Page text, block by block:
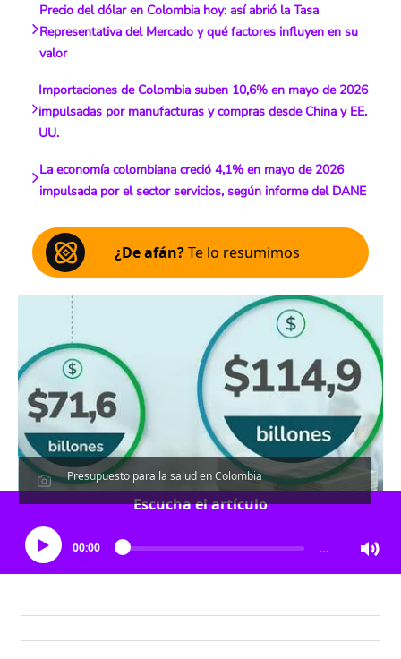
Precio del dólar en Colombia hoy: así abrió la Tasa
Representativa del Mercado y qué factores influyen en su
valor
Importaciones de Colombia suben 10,6% en mayo de 2026
impulsadas por manufacturas y compras desde China y EE.
UU.
La economía colombiana creció 4,1% en mayo de 2026
impulsada por el sector servicios, según informe del DANE
¿De afán?Te lo resumimos
Presupuesto para la salud en Colombia
Escucha el artículo
00:00 …